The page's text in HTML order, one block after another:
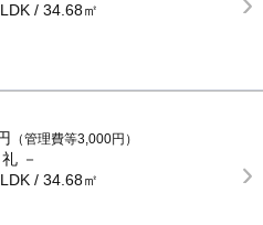
/ 34.68㎡
（管理費等3,000円）
－
/ 34.68㎡